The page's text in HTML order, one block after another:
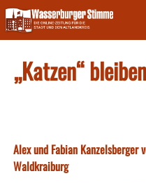
Skip
to
content
„Katzen“
Alex und Fabian
Waldkraiburg